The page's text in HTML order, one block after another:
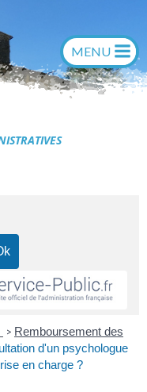
> Remboursement des
d'un psychologue
en charge ?